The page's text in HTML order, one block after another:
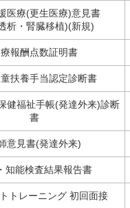
医療(更生医療)意見書
析・腎臓移植)(新規)
報酬点数証明書
扶養手当認定診断書
健福祉手帳(発達外来)診断
書
意見書(発達外来)
知能検査結果報告書
トレーニング 初回面接